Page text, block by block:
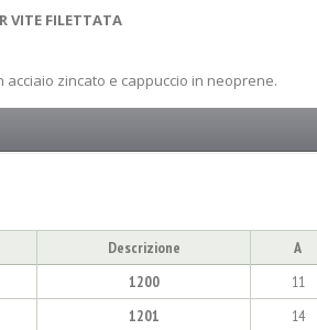
VITE FILETTATA
acciaio zincato e cappuccio in neoprene.
Descrizione A
1200 11
1201 14